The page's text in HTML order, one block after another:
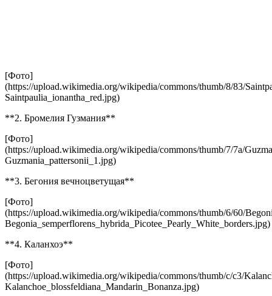
[Фото]
(https://upload.wikimedia.org/wikipedia/commons/thumb/8/83/
Saintpaulia_ionantha_red.jpg)
**2. Бромелия Гузмания**
[Фото]
(https://upload.wikimedia.org/wikipedia/commons/thumb/7/7a/
Guzmania_pattersonii_1.jpg)
**3. Бегония вечноцветущая**
[Фото]
(https://upload.wikimedia.org/wikipedia/commons/thumb/6/60/
Begonia_semperflorens_hybrida_Picotee_Pearly_White_borders.jpg)
**4. Каланхоэ**
[Фото]
(https://upload.wikimedia.org/wikipedia/commons/thumb/c/c3/
Kalanchoe_blossfeldiana_Mandarin_Bonanza.jpg)